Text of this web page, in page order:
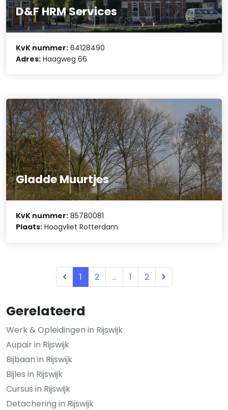
Gerelateerd
Werk & Opleidingen in Rijswijk
Aupair in Rijswijk
Bijbaan in Rijswijk
Bijles in Rijswijk
Cursus in Rijswijk
Detachering in Rijswijk
D&F HRM Services
KvK nummer: 64128490
Adres: Haagweg 66
Gladde Muurtjes
KvK nummer: 85780081
Plaats: Hoogvliet Rotterdam
1 2 ... 1 2